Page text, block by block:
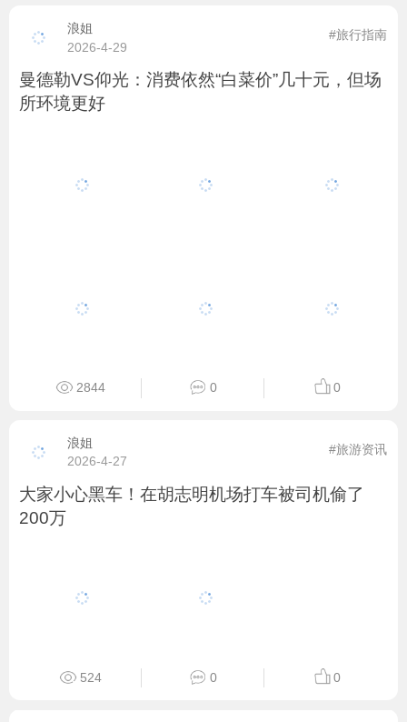
浪姐
2026-4-29
#旅行指南
曼德勒VS仰光：消费依然“白菜价”几十元，但场
所环境更好
2844 0 0
浪姐
2026-4-27
#旅游资讯
大家小心黑车！在胡志明机场打车被司机偷了
200万
524 0 0